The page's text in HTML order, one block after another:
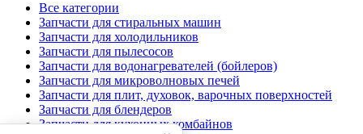
Все категории
Запчасти для стиральных машин
Запчасти для холодильников
Запчасти для пылесосов
Запчасти для водонагревателей (бойлеров)
Запчасти для микроволновых печей
Запчасти для плит, духовок, варочных поверхностей
Запчасти для блендеров
Запчасти для кухонных комбайнов